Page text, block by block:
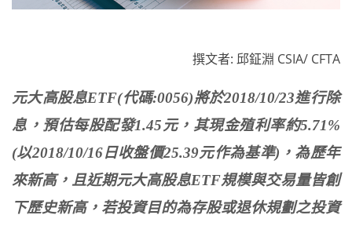
撰文者: 邱鉦淵 CSIA/ CFTA
元大高股息ETF(代碼:0056)將於2018/10/23進行除
息，預估每股配發1.45元，其現金殖利率約5.71%
(以2018/10/16日收盤價25.39元作為基準)，為歷年
來新高，且近期元大高股息ETF規模與交易量皆創
下歷史新高，若投資目的為存股或退休規劃之投資